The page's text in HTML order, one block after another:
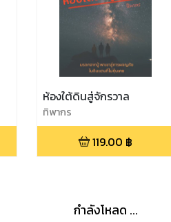
ห้องใต้ดินสู่จักรวาล
ทิพากร
119.00 ฿
กำลังโหลด ...